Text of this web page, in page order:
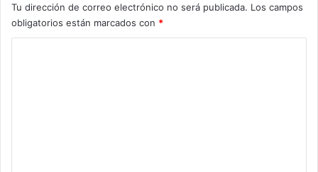
Tu dirección de correo electrónico no será publicada. Los campos
obligatorios están marcados con *